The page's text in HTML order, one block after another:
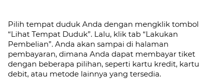
Pilih tempat duduk Anda dengan mengklik tombol
“Lihat Tempat Duduk”. Lalu, klik tab “Lakukan
Pembelian”. Anda akan sampai di halaman
pembayaran, dimana Anda dapat membayar tiket
dengan beberapa pilihan, seperti kartu kredit, kartu
debit, atau metode lainnya yang tersedia.